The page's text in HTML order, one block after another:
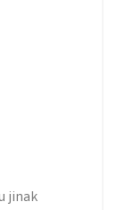
jinak